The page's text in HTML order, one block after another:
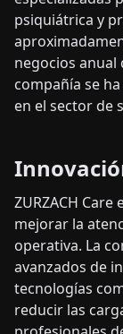
psiquiátrica y
negocios anual
compañía se
en el sector de
ZURZACH
mejorar la
operativa. La
avanzados de
tecnologías
reducir las